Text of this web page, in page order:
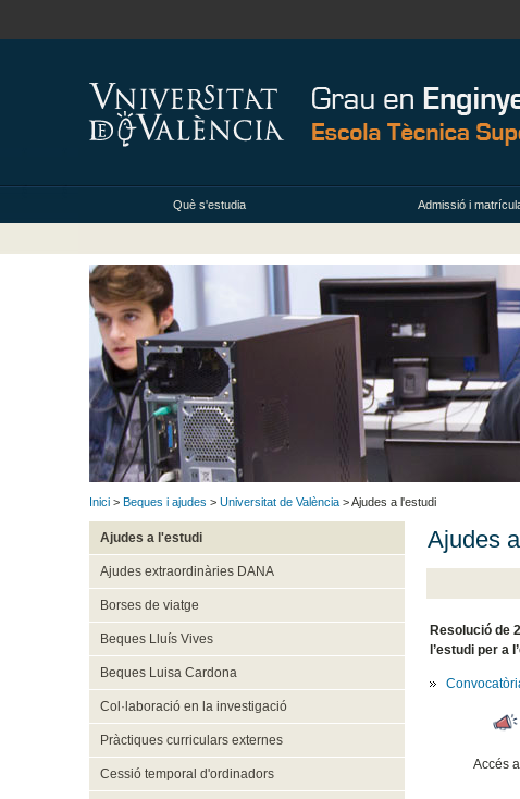
Què s'estudia Admissió i
Inici > Beques i ajudes > Universitat de València > Ajudes a l'estudi
Ajudes a l'estudi
Ajudes extraordinàries DANA
Borses de viatge
Beques Lluís Vives
Beques Luisa Cardona
Col·laboració en la investigació
Pràctiques curriculars externes
Cessió temporal d'ordinadors
Ajudes
Resolució de
l’estudi per a
Accés